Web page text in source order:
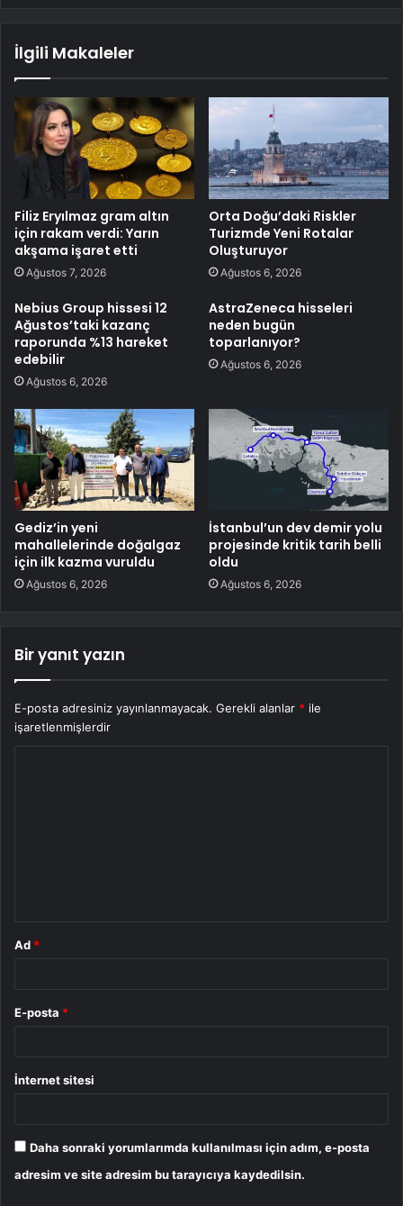
İlgili Makaleler
Filiz Eryılmaz gram altın
için rakam verdi: Yarın
akşama işaret etti
Ağustos 7, 2026
Orta Doğu’daki Riskler
Turizmde Yeni Rotalar
Oluşturuyor
Ağustos 6, 2026
Nebius Group hissesi 12
Ağustos’taki kazanç
raporunda %13 hareket
edebilir
Ağustos 6, 2026
AstraZeneca hisseleri
neden bugün
toparlanıyor?
Ağustos 6, 2026
Gediz’in yeni
mahallelerinde doğalgaz
için ilk kazma vuruldu
Ağustos 6, 2026
İstanbul’un dev demir yolu
projesinde kritik tarih belli
oldu
Ağustos 6, 2026
Bir yanıt yazın
E-posta adresiniz yayınlanmayacak. Gerekli alanlar * ile
işaretlenmişlerdir
Ad *
E-posta *
İnternet sitesi
Daha sonraki yorumlarımda kullanılması için adım, e-posta
adresim ve site adresim bu tarayıcıya kaydedilsin.